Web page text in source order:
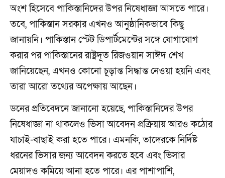
অংশ হিসেবে পাকিস্তানিদের উপর নিষেধাজ্ঞা আসতে পারে।
তবে, পাকিস্তান সরকার এখনও আনুষ্ঠানিকভাবে কিছু
জানায়নি। পাকিস্তান স্টেট ডিপার্টমেন্টের সঙ্গে যোগাযোগ
করার পর পাকিস্তানের রাষ্ট্রদূত রিজওয়ান সাঈদ শেখ
জানিয়েছেন, এখনও কোনো চূড়ান্ত সিদ্ধান্ত নেওয়া হয়নি এবং
তারা আরো তথ্যের অপেক্ষায় আছেন।
ডনের প্রতিবেদনে জানানো হয়েছে, পাকিস্তানিদের উপর
নিষেধাজ্ঞা না থাকলেও ভিসা আবেদন প্রক্রিয়ায় আরও কঠোর
যাচাই-বাছাই করা হতে পারে। এমনকি, তাদেরকে নির্দিষ্ট
ধরনের ভিসার জন্য আবেদন করতে হবে এবং ভিসার
মেয়াদও কমিয়ে আনা হতে পারে। এর পাশাপাশি,